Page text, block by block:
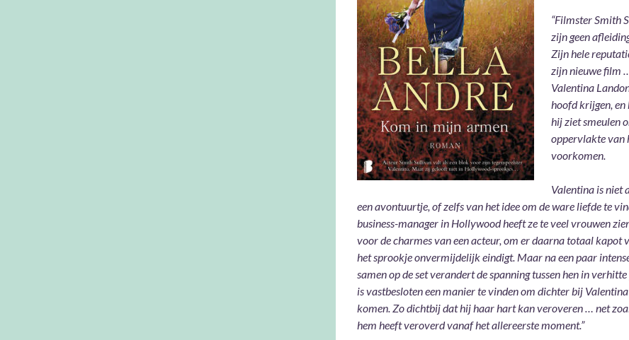
“Filmster Smith
zijn geen
Zijn hele
zijn nieuwe film
Valentina
hoofd krijgen,
hij ziet smeulen
oppervlakte van
voorkomen.
Valentina is niet
een avontuurtje, of zelfs van het idee om de ware liefde te
business-manager in Hollywood heeft ze te veel vrouwen
voor de charmes van een acteur, om er daarna totaal kapot
het sprookje onvermijdelijk eindigt. Maar na een paar
samen op de set verandert de spanning tussen hen in
is vastbesloten een manier te vinden om dichter bij
komen. Zo dichtbij dat hij haar hart kan veroveren … net
hem heeft veroverd vanaf het allereerste moment.”